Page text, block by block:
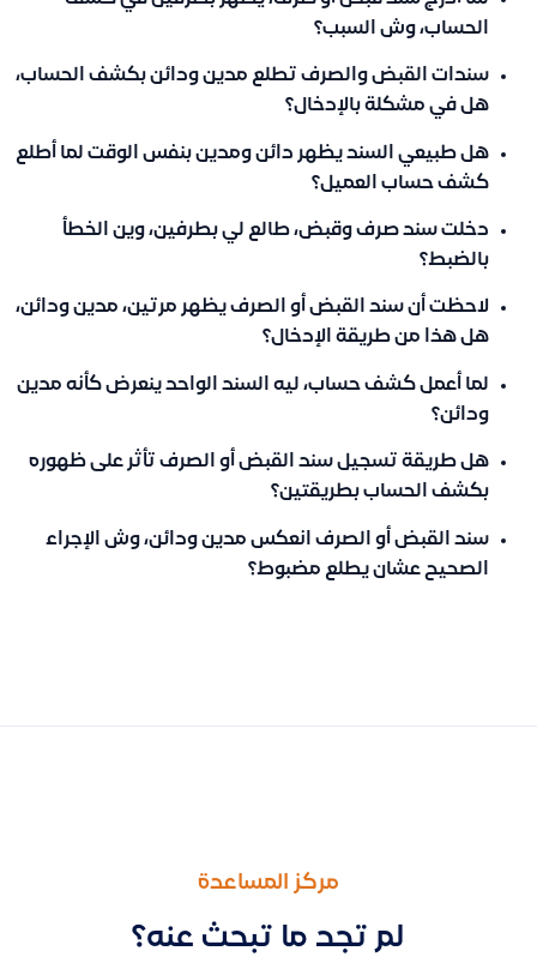
الحساب، وش السبب؟
سندات القبض والصرف تطلع مدين ودائن بكشف الحساب،
هل في مشكلة بالإدخال؟
هل طبيعي السند يظهر دائن ومدين بنفس الوقت لما أطلع
كشف حساب العميل؟
دخلت سند صرف وقبض، طالع لي بطرفين، وين الخطأ
بالضبط؟
لاحظت أن سند القبض أو الصرف يظهر مرتين، مدين ودائن،
هل هذا من طريقة الإدخال؟
لما أعمل كشف حساب، ليه السند الواحد ينعرض كأنه مدين
ودائن؟
هل طريقة تسجيل سند القبض أو الصرف تأثر على ظهوره
بكشف الحساب بطريقتين؟
سند القبض أو الصرف انعكس مدين ودائن، وش الإجراء
الصحيح عشان يطلع مضبوط؟
مركز المساعدة
لم تجد ما تبحث عنه؟